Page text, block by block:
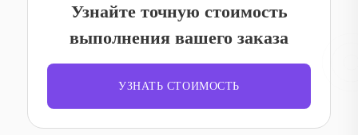
прозрачную стоимость и возможность выполнить заказ
недорого.
Наша продукция долговечна, устойчива к погодным условиям и
помогает выделить бренд среди конкурентов. При этом клиент
получает уверенность в результате — штендер будет служить долго
и эффективно выполнять рекламные задачи.
Узнайте точную стоимость
выполнения вашего заказа
УЗНАТЬ СТОИМОСТЬ